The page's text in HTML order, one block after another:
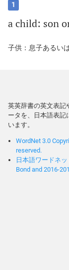
1
achild: son
子供：息子あるい
英英辞書の英文表記
ータを、日本語表記
います。
WordNet 3.0
reserved.
日本語ワードネ
Bond and 2016-